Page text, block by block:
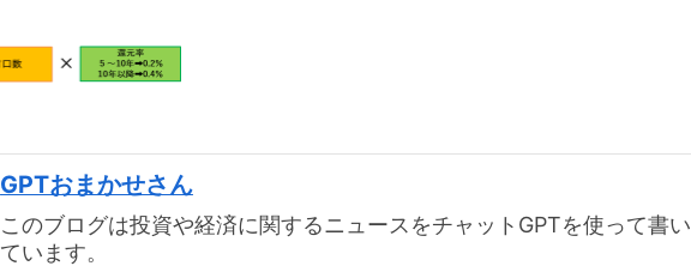
GPTおまかせさん
このブログは投資や経済に関するニュースをチャットGPTを使って書い
ています。